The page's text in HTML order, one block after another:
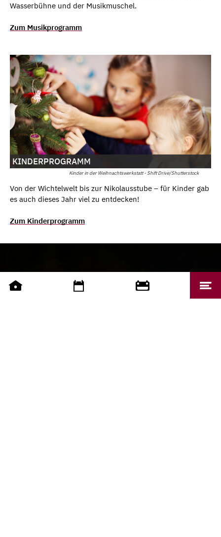
Wasserbühne und der Musikmuschel.
Zum Musikprogramm
Kinder in der Weihnachtswerkstatt - Shift Drive/Shutterstock
KINDERPROGRAMM
Von der Wichtelwelt bis zur Nikolausstube – für Kinder gab
es auch dieses Jahr viel zu entdecken!
Zum Kinderprogramm